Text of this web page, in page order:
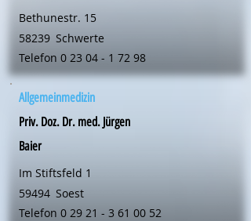
Bethunestr. 15
58239 Schwerte
Telefon 0 23 04 - 1 72 98
Allgemeinmedizin
Priv. Doz. Dr. med. Jürgen
Baier
Im Stiftsfeld 1
59494 Soest
Telefon 0 29 21 - 3 61 00 52